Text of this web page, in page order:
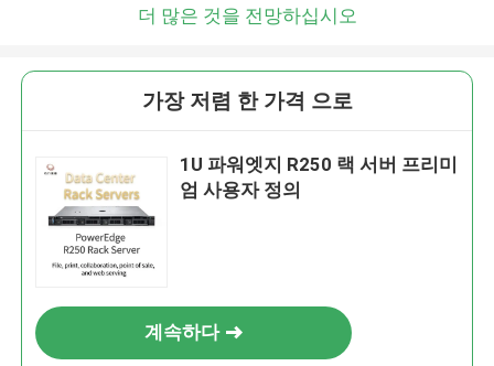
더 많은 것을 전망하십시오
가장 저렴 한 가격 으로
1U 파워엣지 R250 랙 서버 프리미
엄 사용자 정의
계속하다